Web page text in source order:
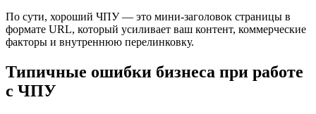
По сути, хороший ЧПУ — это мини‑заголовок страницы в
формате URL, который усиливает ваш контент, коммерческие
факторы и внутреннюю перелинковку.
Типичные ошибки бизнеса при работе
с ЧПУ